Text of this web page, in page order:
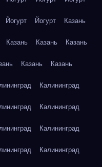
Йогурт Йогурт Казань
Казань Казань Казань
Казань Казань
Калининград
Калининград
Калининград
Калининград